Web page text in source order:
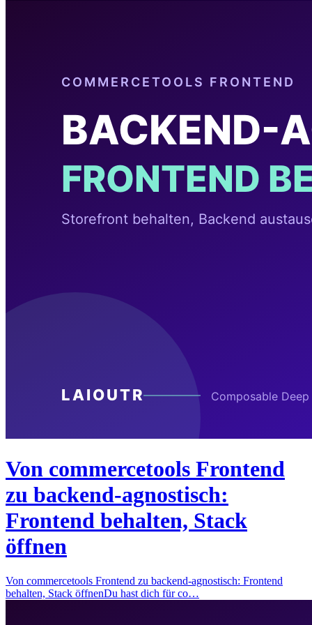
Von commercetools Frontend
zu backend-agnostisch:
Frontend behalten, Stack
öffnen
Von commercetools Frontend zu backend-agnostisch: Frontend
behalten, Stack öffnenDu hast dich für co…